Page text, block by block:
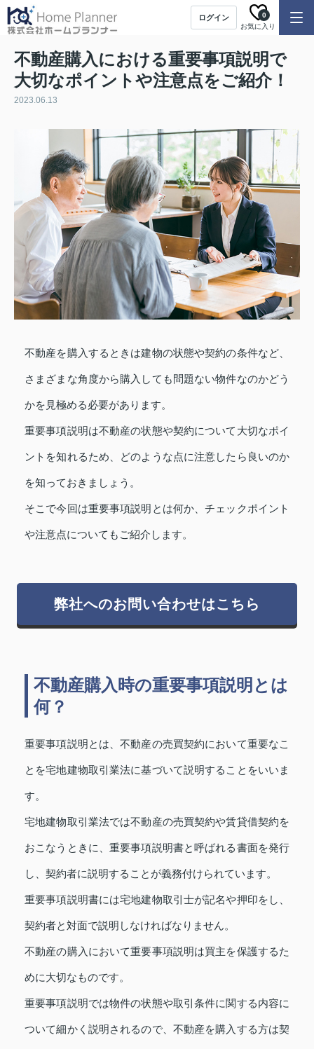
ログイン
お気に入り
0
不動産購入における重要事項説明で
大切なポイントや注意点をご紹介！
2023.06.13
不動産を購入するときは建物の状態や契約の条件など、
さまざまな角度から購入しても問題ない物件なのかどう
かを見極める必要があります。
重要事項説明は不動産の状態や契約について大切なポイ
ントを知れるため、どのような点に注意したら良いのか
を知っておきましょう。
そこで今回は重要事項説明とは何か、チェックポイント
や注意点についてもご紹介します。
弊社へのお問い合わせはこちら
不動産購入時の重要事項説明とは
何？
重要事項説明とは、不動産の売買契約において重要なこ
とを宅地建物取引業法に基づいて説明することをいいま
す。
宅地建物取引業法では不動産の売買契約や賃貸借契約を
おこなうときに、重要事項説明書と呼ばれる書面を発行
し、契約者に説明することが義務付けられています。
重要事項説明書には宅地建物取引士が記名や押印をし、
契約者と対面で説明しなければなりません。
不動産の購入において重要事項説明は買主を保護するた
めに大切なものです。
重要事項説明では物件の状態や取引条件に関する内容に
ついて細かく説明されるので、不動産を購入する方は契